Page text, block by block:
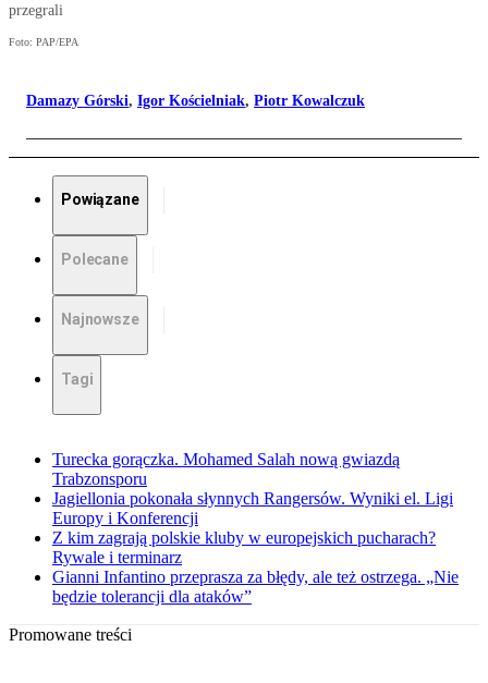
przegrali
Foto: PAP/EPA
Damazy Górski, Igor Kościelniak, Piotr Kowalczuk
Powiązane
Polecane
Najnowsze
Tagi
Turecka gorączka. Mohamed Salah nową gwiazdą
Trabzonsporu
Jagiellonia pokonała słynnych Rangersów. Wyniki el. Ligi
Europy i Konferencji
Z kim zagrają polskie kluby w europejskich pucharach?
Rywale i terminarz
Gianni Infantino przeprasza za błędy, ale też ostrzega. „Nie
będzie tolerancji dla ataków”
Promowane treści